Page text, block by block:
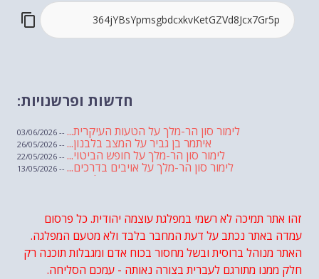
חדשות ופרשנויות:
לימור סון הר-מלך על הטעות העיקרית...-- 03/06/2026
איתמר בן גביר על המצב בלבנון... -- 26/05/2026
לימור סון הר-מלך על חופש הביטוי... -- 22/05/2026
לימור סון הר-מלך על אויבים בדרכים...-- 13/05/2026
שבועת אמונים לדעאש
לימור סון הר-מלך על חוק...-- 19/04/2026
מיכאל בן ארי על פרשת הת...
מיכאל בן ארי על פרשת הת...-- 10/04/2026
השר בן גביר במקום נפילת הטיל....-- 06/04/2026
חוק עונש מוות למחבלים...-- 29/03/2026
זהו אתר תמיכה לא רשמי במפלגת עוצמה יהודית. כל פרסום
עמדה באתר נכתב על דעת המחבר בלבד ולא מטעם המפלגה.
האתר מנוהל ברוסית ובשל מחסור בכוח אדם ומגבלות תוכנה רק
חלק ממנו מתורגם לעברית בצורה נאותה - עמכם הסליחה.